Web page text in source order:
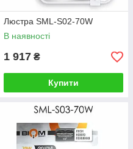
Люстра SML-S02-70W
В наявності
1 917 ₴
Купити